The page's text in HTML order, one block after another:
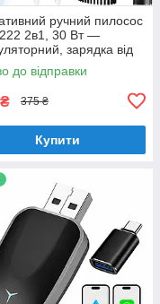
ручний пилосос
2в1, 30 Вт —
зарядка від
дому та офісу
до відправки
₴ 375 ₴
Купити